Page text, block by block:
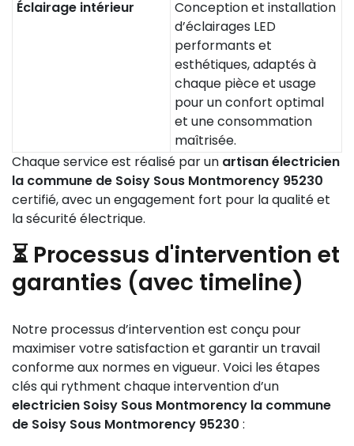
Éclairage intérieur
Conception et installation
d’éclairages LED
performants et
esthétiques, adaptés à
chaque pièce et usage
pour un confort optimal
et une consommation
maîtrisée.
Chaque service est réalisé par un artisan électricien
la commune de Soisy Sous Montmorency 95230
certifié, avec un engagement fort pour la qualité et
la sécurité électrique.
⏳ Processus d'intervention et
garanties (avec timeline)
Notre processus d’intervention est conçu pour
maximiser votre satisfaction et garantir un travail
conforme aux normes en vigueur. Voici les étapes
clés qui rythment chaque intervention d’un
electricien Soisy Sous Montmorency la commune
de Soisy Sous Montmorency 95230 :